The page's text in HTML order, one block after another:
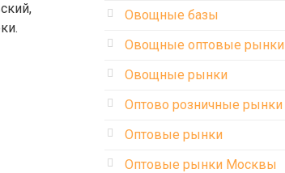
Овощные базы
Овощные оптовые рынки
Овощные рынки
Оптово розничные рынки
Оптовые рынки
Оптовые рынки Москвы